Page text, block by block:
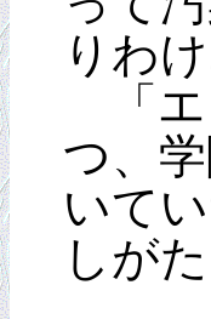
りわ
「エ
つ、
いて
しが